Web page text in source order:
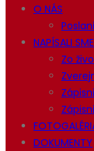
O NÁS
NAPÍSALI
Zo
DOKUMENTY